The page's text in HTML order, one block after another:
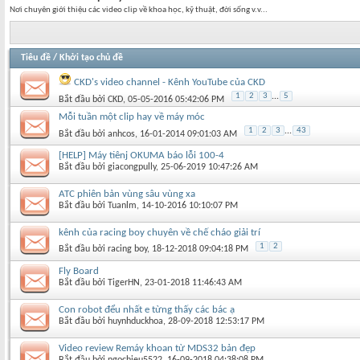
Nơi chuyên giới thiệu các video clip về khoa học, kỹ thuật, đời sống v.v...
Tiêu đề / Khởi tạo chủ đề
CKD's video channel - Kênh YouTube của CKD
Bắt đầu bởi CKD‎, 05-05-2016 05:42:06 PM 1 2 3 ... 5
Mỗi tuần một clip hay về máy móc
Bắt đầu bởi anhcos‎, 16-01-2014 09:01:03 AM 1 2 3 ... 43
[HELP] Máy tiênj OKUMA báo lỗi 100-4
Bắt đầu bởi giacongpully‎, 25-06-2019 10:47:26 AM
ATC phiên bản vùng sâu vùng xa
Bắt đầu bởi Tuanlm‎, 14-10-2016 10:10:07 PM
kênh của racing boy chuyên về chế cháo giải trí
Bắt đầu bởi racing boy‎, 18-12-2018 09:04:18 PM 1 2
Fly Board
Bắt đầu bởi TigerHN ‎, 23-01-2018 11:46:43 AM
Con robot đểu nhất e từng thấy các bác ạ
Bắt đầu bởi huynhduckhoa‎, 28-09-2018 12:53:17 PM
Video review Remáy khoan từ MDS32 bản đẹp